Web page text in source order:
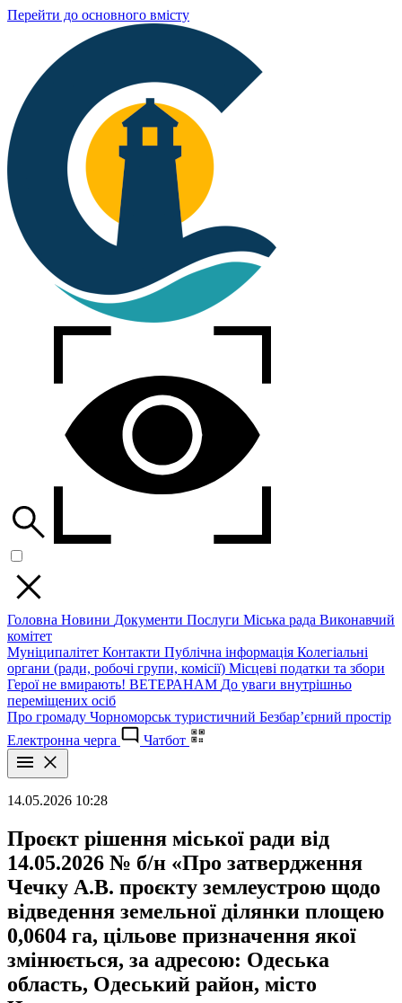
Перейти до основного вмісту
Головна Новини Документи Послуги Міська рада Виконавчий
комітет
Муніципалітет Контакти Публічна інформація Колегіальні
органи (ради, робочі групи, комісії) Місцеві податки та збори
Герої не вмирають! ВЕТЕРАНАМ До уваги внутрішньо
переміщених осіб
Про громаду Чорноморськ туристичний Безбар’єрний простір
Електронна черга
Чатбот
14.05.2026 10:28
Проєкт рішення міської ради від
14.05.2026 № б/н «Про затвердження
Чечку А.В. проєкту землеустрою щодо
відведення земельної ділянки площею
0,0604 га, цільове призначення якої
змінюється, за адресою: Одеська
область, Одеський район, місто